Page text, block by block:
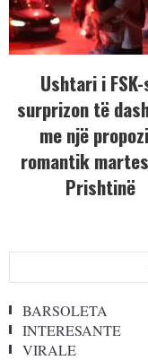
Ushtari i
surprizon të
me një
romantik
Prishtinë
BARSOLETA
INTERESANTE
VIRALE